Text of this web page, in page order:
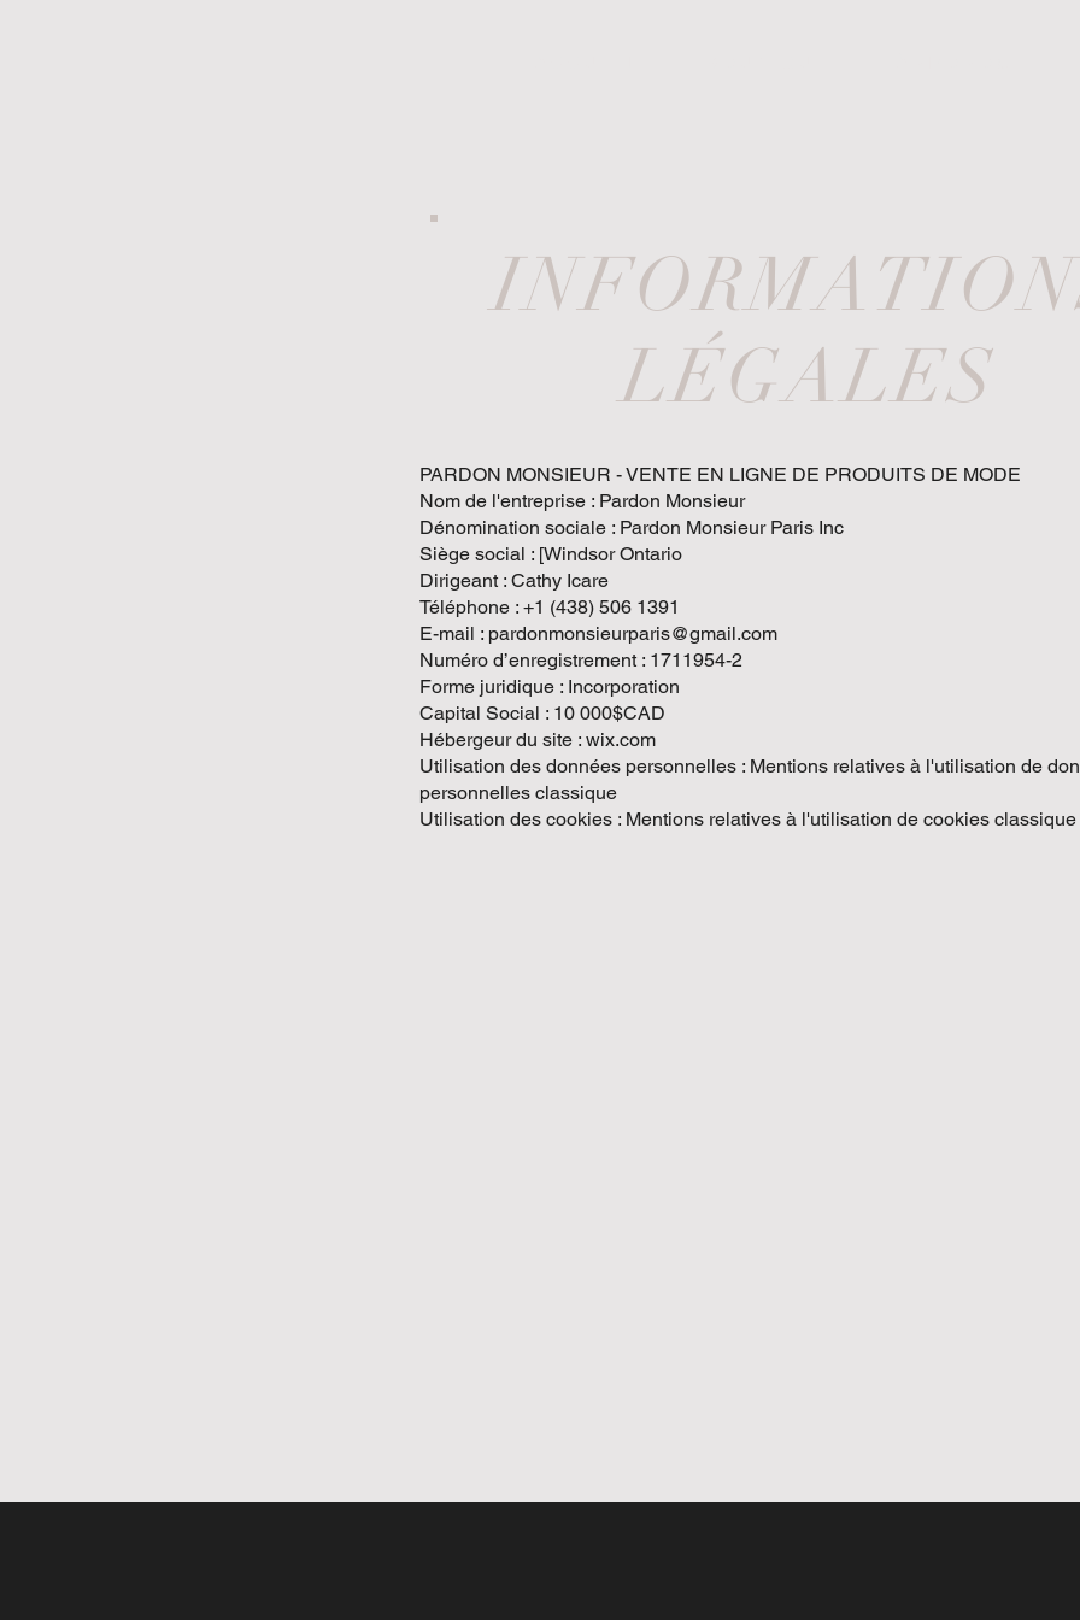
LÉGALES
PARDON MONSIEUR - VENTE EN LIGNE DE PRODUITS DE MODE
Nom de l'entreprise : Pardon Monsieur
Dénomination sociale : Pardon Monsieur Paris Inc
Siège social : [Windsor Ontario
Dirigeant : Cathy Icare
Téléphone : +1 (438) 506 1391
E-mail : pardonmonsieurparis@gmail.com
Numéro d’enregistrement : 1711954-2
Forme juridique : Incorporation
Capital Social : 10 000$CAD
Hébergeur du site : wix.com
Utilisation des données personnelles : Mentions relatives à l'utilisation de
personnelles classique
Utilisation des cookies : Mentions relatives à l'utilisation de cookies classique